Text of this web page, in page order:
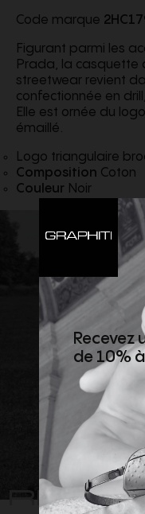
Code marque
Figurant parmi les
Prada, la casquette
streetwear revient
confectionnée en
Elle est ornée du
émaillé.
Logo triangulaire
Composition Coton
Couleur Noir
Recevez
de 10%